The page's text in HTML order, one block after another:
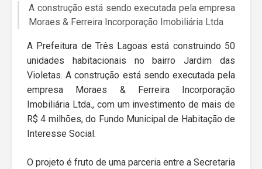
A construção está sendo executada pela empresa
Moraes & Ferreira Incorporação Imobiliária Ltda
A Prefeitura de Três Lagoas está construindo 50
unidades habitacionais no bairro Jardim das
Violetas. A construção está sendo executada pela
empresa Moraes & Ferreira Incorporação
Imobiliária Ltda., com um investimento de mais de
R$ 4 milhões, do Fundo Municipal de Habitação de
Interesse Social.
O projeto é fruto de uma parceria entre a Secretaria